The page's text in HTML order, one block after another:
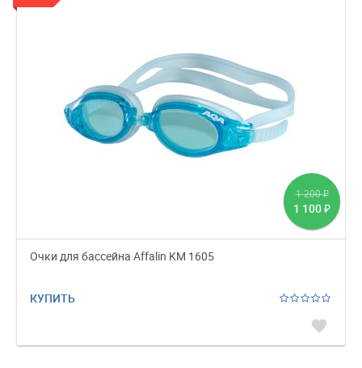
1 200₽
1 100 ₽
Очки для бассейна Affalin KM 1605
КУПИТЬ
favorite